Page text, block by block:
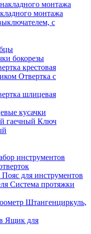
монтажа
с
бокорезы
крестовая
Отвертка с
шлицевая
кусачки
Ключ
инструментов
Пояс для инструментов
Система протяжки
Штангенциркуль,
Ящик для